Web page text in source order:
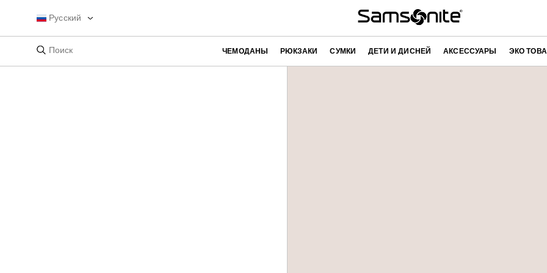
Русский
ЧЕМОДАНЫ РЮКЗАКИ СУМКИ ДЕТИ И ДИСНЕЙ АКСЕССУАРЫ ЭКО